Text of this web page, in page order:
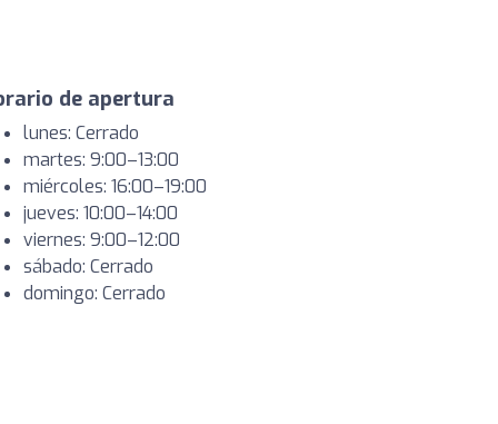
de apertura
lunes: Cerrado
martes: 9:00–13:00
miércoles: 16:00–19:00
jueves: 10:00–14:00
viernes: 9:00–12:00
sábado: Cerrado
domingo: Cerrado